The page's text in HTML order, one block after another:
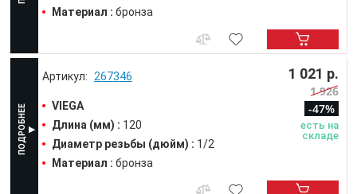
Материал : бронза
267346
VIEGA
Длина (мм) : 120
Диаметр резьбы (дюйм) : 1/2
Материал : бронза
1 021 р.
1 926
-47%
есть на
складе